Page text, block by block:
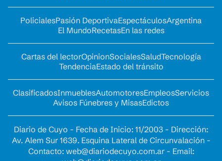
PolicialesPasión DeportivaEspectáculosArgentina
El MundoRecetasEn las redes
Cartas del lectorOpinionSocialesSaludTecnología
TendenciaEstado del tránsito
ClasificadosInmueblesAutomotoresEmpleosServicios
Avisos Fúnebres y MisasEdictos
Diario de Cuyo - Fecha de Inicio: 11/2003 - Dirección:
Av. Alem Sur 1639. Esquina Lateral de Circunvalación -
Contacto: web@diariodecuyo.com.ar- Email: